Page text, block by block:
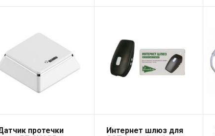
протечки
Интернет шлюз для